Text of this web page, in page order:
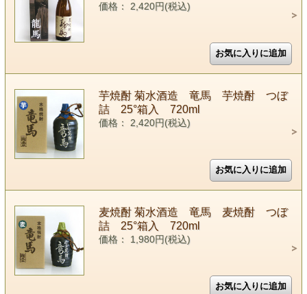
価格： 2,420円(税込)
芋焼酎 菊水酒造 竜馬 芋焼酎 つぼ
詰 25°箱入 720ml
価格： 2,420円(税込)
麦焼酎 菊水酒造 竜馬 麦焼酎 つぼ
詰 25°箱入 720ml
価格： 1,980円(税込)